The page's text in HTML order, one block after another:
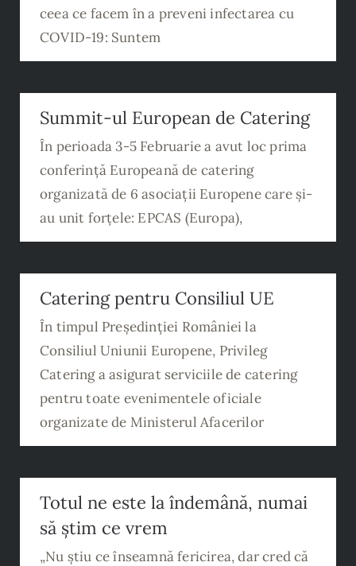
ceea ce facem în a preveni infectarea cu
COVID-19: Suntem
Summit-ul European de Catering
Summit-ul European de Catering
În perioada 3-5 Februarie a avut loc prima
conferință Europeană de catering
organizată de 6 asociații Europene care și-
au unit forțele: EPCAS (Europa),
Catering pentru Consiliul UE
Catering pentru Consiliul UE
În timpul Președinției României la
Consiliul Uniunii Europene, Privileg
Catering a asigurat serviciile de catering
pentru toate evenimentele oficiale
organizate de Ministerul Afacerilor
știm ce vrem
Totul ne este la îndemână, numai
să știm ce vrem
„Nu știu ce înseamnă fericirea, dar cred că